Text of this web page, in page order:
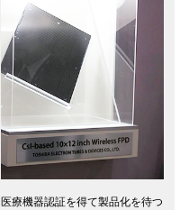
医療機器認証を得て製品化を待つ